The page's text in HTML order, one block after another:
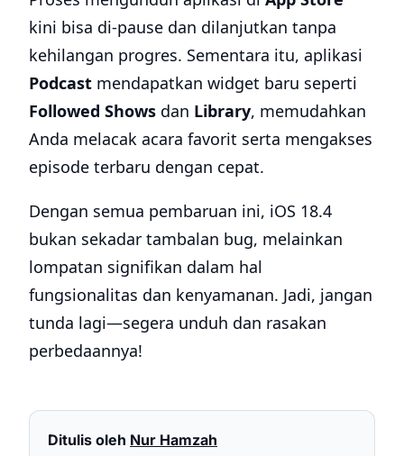
kini bisa di-pause dan dilanjutkan tanpa
kehilangan progres. Sementara itu, aplikasi
Podcast mendapatkan widget baru seperti
Followed Shows dan Library, memudahkan
Anda melacak acara favorit serta mengakses
episode terbaru dengan cepat.
Dengan semua pembaruan ini, iOS 18.4
bukan sekadar tambalan bug, melainkan
lompatan signifikan dalam hal
fungsionalitas dan kenyamanan. Jadi, jangan
tunda lagi—segera unduh dan rasakan
perbedaannya!
Ditulis oleh Nur Hamzah